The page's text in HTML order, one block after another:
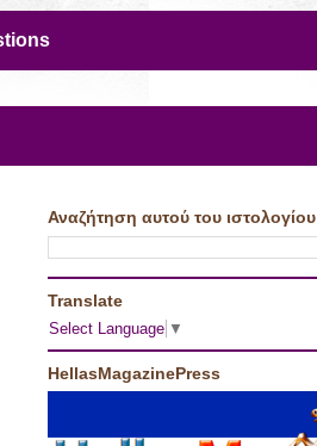
Αναζήτηση αυτού του ιστολογίου
Translate
Select Language ▼
HellasMagazinePress